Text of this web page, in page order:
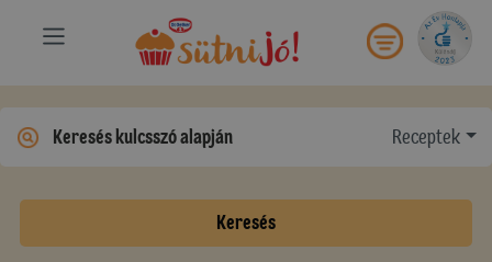
Receptek
Keresés